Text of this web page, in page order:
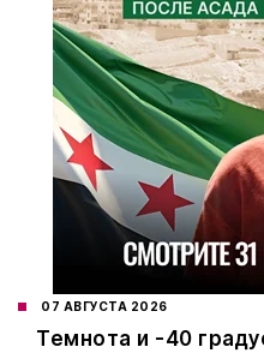
07 АВГУСТА 2026
Темнота и -40